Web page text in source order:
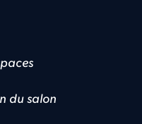
du salon